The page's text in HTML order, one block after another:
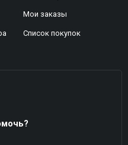
Mои заказы
Список покупок